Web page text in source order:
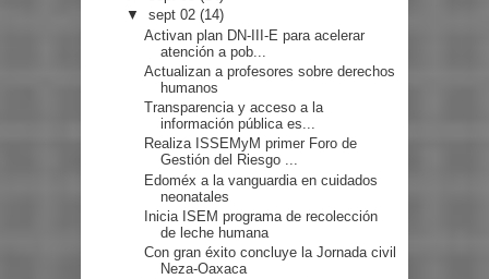
▼sept 02(14)
Activan plan DN-III-E para acelerar
atención a pob...
Actualizan a profesores sobre derechos
humanos
Transparencia y acceso a la
información pública es...
Realiza ISSEMyM primer Foro de
Gestión del Riesgo ...
Edoméx a la vanguardia en cuidados
neonatales
Inicia ISEM programa de recolección
de leche humana
Con gran éxito concluye la Jornada civil
Neza-Oaxaca